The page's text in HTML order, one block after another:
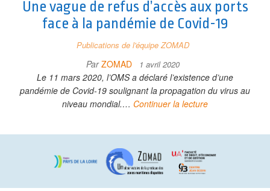
Une vague de refus d’accès aux ports
face à la pandémie de Covid-19
Publications de l'équipe ZOMAD
ParZOMAD 1 avril 2020
Le 11 mars 2020, l’OMS a déclaré l’existence d’une
pandémie de Covid-19 soulignant la propagation du virus au
niveau mondial.… Continuer la lecture